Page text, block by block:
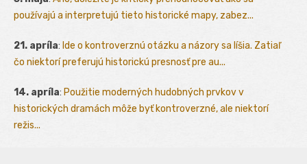
používajú a interpretujú tieto historické mapy, zabez...
21. apríla: Ide o kontroverznú otázku a názory sa líšia. Zatiaľ
čo niektorí preferujú historickú presnosť pre au...
14. apríla: Použitie moderných hudobných prvkov v
historických dramách môže byť kontroverzné, ale niektorí
režis...